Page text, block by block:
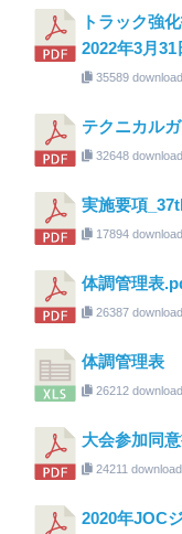
トラック強
2022年3月31
35589
テクニカル
32648
実施要項
17894
体調管理表
26387
体調管理表
26212
大会参加同
24211
2020年JOC